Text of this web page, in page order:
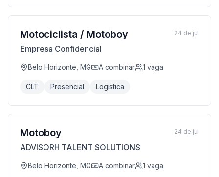
Motociclista / Motoboy
Empresa Confidencial
Belo Horizonte, MG A combinar 1 vaga
CLT Presencial Logística
24 de jul
Motoboy
ADVISORH TALENT SOLUTIONS
Belo Horizonte, MG A combinar 1 vaga
24 de jul